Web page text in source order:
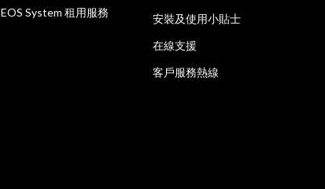
EOS System 租用服務
安裝及使用小貼士
在線支援
客戶服務熱線